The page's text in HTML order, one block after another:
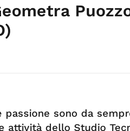
passione sono da
attività dello Studio